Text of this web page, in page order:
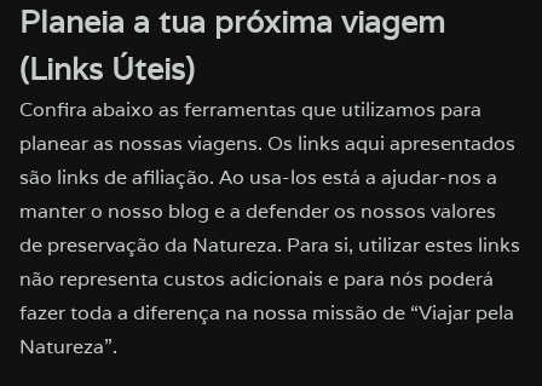
Planeia a tua próxima viagem
(Links Úteis)
Confira abaixo as ferramentas que utilizamos para
planear as nossas viagens. Os links aqui apresentados
são links de afiliação. Ao usa-los está a ajudar-nos a
manter o nosso blog e a defender os nossos valores
de preservação da Natureza. Para si, utilizar estes links
não representa custos adicionais e para nós poderá
fazer toda a diferença na nossa missão de “Viajar pela
Natureza”.